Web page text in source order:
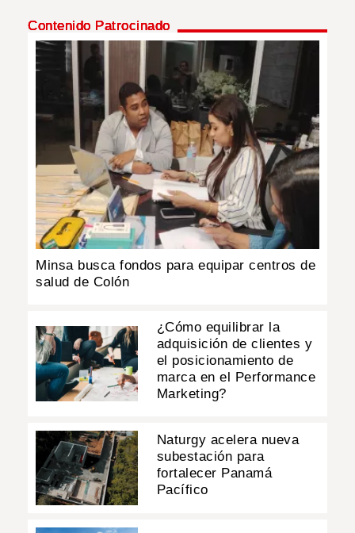
Contenido Patrocinado
Minsa busca fondos para equipar centros de
salud de Colón
¿Cómo equilibrar la
adquisición de clientes y
el posicionamiento de
marca en el Performance
Marketing?
Naturgy acelera nueva
subestación para
fortalecer Panamá
Pacífico